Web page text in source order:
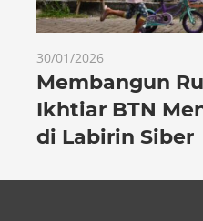
30/01/2026
Membangun
Ikhtiar BTN
di Labirin Siber